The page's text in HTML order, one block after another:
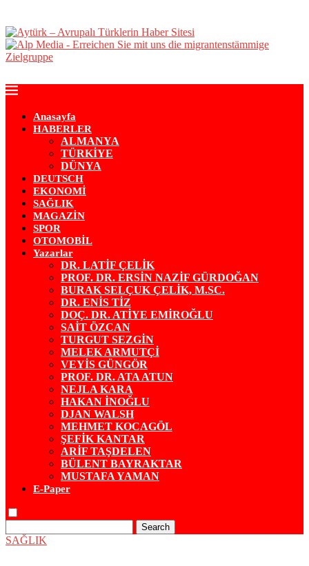
Anasayfa
HABERLER
ALMANYA
TÜRKİYE
DÜNYA
DEUTSCH
EKONOMİ
SAĞLIK
MAGAZİN
SPOR
OTOMOBİL
Yazarlar
DR. LATİF ÇELİK
PROF. DR. ERSİN NAZİF GÜRDOĞAN
BURAK SELÇUK ÇELİK, M.SC.
DR. ENİS TİZ
DOÇ. DR. ATİYE EMİROĞLU
SAİT ÖZCAN
TURGUT SEZGİN
MELEK ARMUTÇİ
VEYİS GÜNGÖR
PROF. DR. ATA ATUN
NEJLA KARA
HAKAN İNOĞLU
DJAN WALSH
MEHMET KOCAGÖL
ŞEFİK KANTAR
ARİF TAŞDELEN
BÜLENT BAYRAKTAR
MUSTAFA YAMAN
E-Paper
Search
SAĞLIK